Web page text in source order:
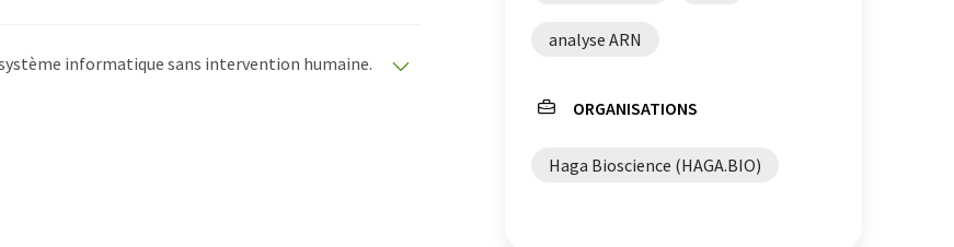
informatique sans intervention humaine.
analyse ARN
ORGANISATIONS
Haga Bioscience (HAGA.BIO)